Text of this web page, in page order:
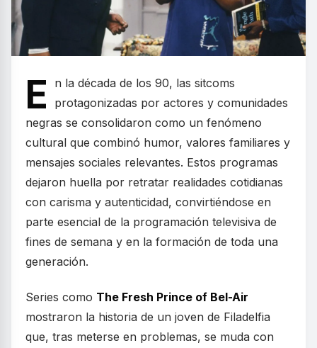
E
n la década de los 90, las sitcoms
protagonizadas por actores y comunidades
negras se consolidaron como un fenómeno
cultural que combinó humor, valores familiares y
mensajes sociales relevantes. Estos programas
dejaron huella por retratar realidades cotidianas
con carisma y autenticidad, convirtiéndose en
parte esencial de la programación televisiva de
fines de semana y en la formación de toda una
generación.
Series como The Fresh Prince of Bel-Air
mostraron la historia de un joven de Filadelfia
que, tras meterse en problemas, se muda con